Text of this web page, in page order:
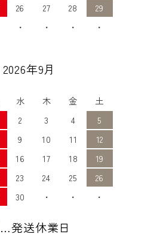
26 27 28
29
・ ・ ・ ・
2026年9月
水 木 金
土
2 3 4
5
9 10 11
12
16 17 18
19
23 24 25
26
30 ・ ・ ・
…発送休業日